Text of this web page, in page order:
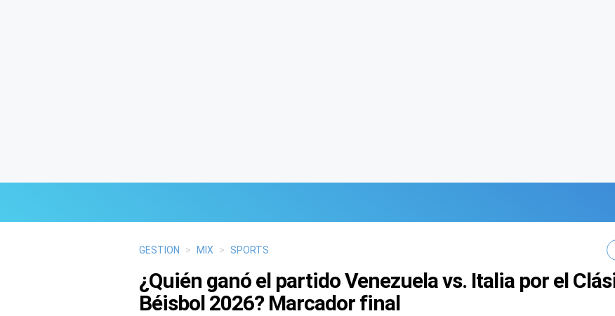
GESTION > MIX > SPORTS
¿Quién ganó el partido Venezuela vs. Italia por el
Béisbol 2026? Marcador final